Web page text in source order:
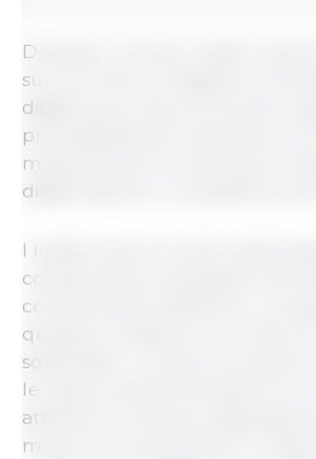
Durante il vertice è stato
sul Commercio Digitale, che
digitali tra le due economie e
prevedibilità alle operazioni
mantenendo al contempo
digitali aperte, competitive ed
I leader hanno inoltre
cooperazione sviluppata
commerciale esistente e i
questioni relative al commercio
sostenibile. L'Unione europea
le opportunità di ampliare la
attraverso la futura
mutuo riconoscimento in